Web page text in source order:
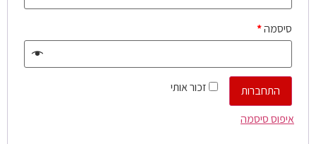
סיסמה*
זכור אותי
התחברות
איפוס סיסמה